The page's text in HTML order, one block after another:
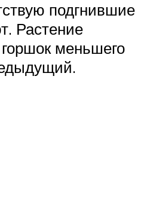
подгнившие
Растение
меньшего